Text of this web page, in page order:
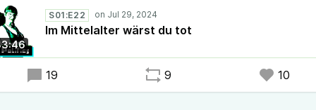
Folge wurde am 28. Juli aufgenommen.
S01:E22
Im Mittelalter wärst du tot
19 9 10